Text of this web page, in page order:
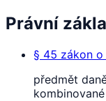
Právní
§ 45 zákon
předmět